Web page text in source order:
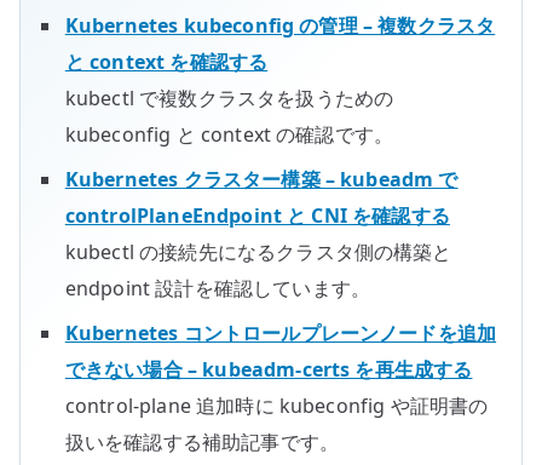
Kubernetes kubeconfig の管理 – 複数クラスタ
と context を確認する
kubectl で複数クラスタを扱うための
kubeconfig と context の確認です。
Kubernetes クラスター構築 – kubeadm で
controlPlaneEndpoint と CNI を確認する
kubectl の接続先になるクラスタ側の構築と
endpoint 設計を確認しています。
Kubernetes コントロールプレーンノードを追加
できない場合 – kubeadm-certs を再生成する
control-plane 追加時に kubeconfig や証明書の
扱いを確認する補助記事です。